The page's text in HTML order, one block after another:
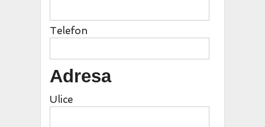
Telefon
Adresa
Ulice